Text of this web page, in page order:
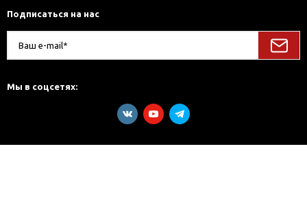
Подписаться на нас
Мы в соцсетях: